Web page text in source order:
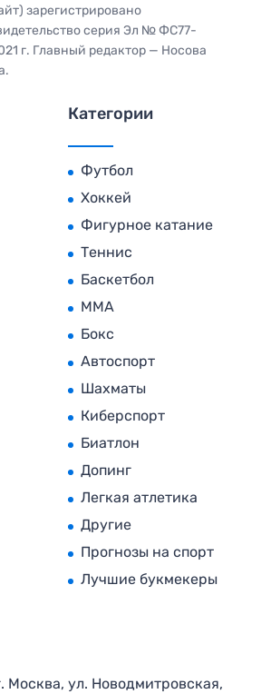
зарегистрировано
серия Эл № ФС77-
г. Главный редактор — Носова
Категории
Футбол
Хоккей
Фигурное катание
Теннис
Баскетбол
MMA
Бокс
Автоспорт
Шахматы
Киберспорт
Биатлон
Допинг
Легкая атлетика
Другие
Прогнозы на спорт
Лучшие букмекеры
Москва, ул. Новодмитровская,